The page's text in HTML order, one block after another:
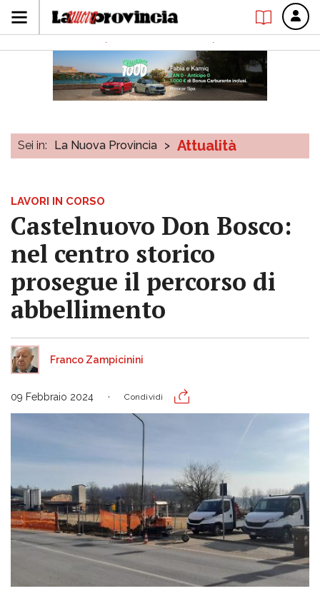
Sei in: La Nuova Provincia > Attualità
LAVORI IN CORSO
Castelnuovo Don Bosco:
nel centro storico
prosegue il percorso di
abbellimento
Franco Zampicinini
09 Febbraio 2024 Condividi